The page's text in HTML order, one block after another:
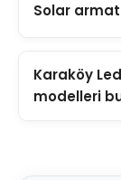
gücü,
Solar
direk veya
Karaköy
modelleri